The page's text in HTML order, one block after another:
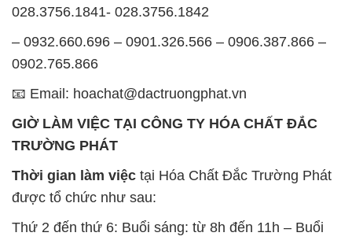
028.3756.1841- 028.3756.1842
– 0932.660.696 – 0901.326.566 – 0906.387.866 –
0902.765.866
📧 Email: hoachat@dactruongphat.vn
GIỜ LÀM VIỆC TẠI CÔNG TY HÓA CHẤT ĐẮC
TRƯỜNG PHÁT
Thời gian làm việc tại Hóa Chất Đắc Trường Phát
được tổ chức như sau:
Thứ 2 đến thứ 6: Buổi sáng: từ 8h đến 11h – Buổi